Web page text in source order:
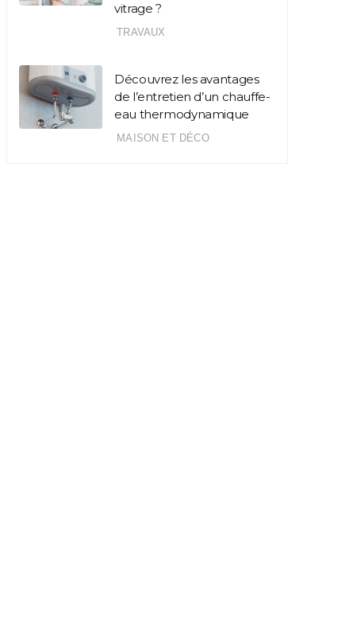
vitrage ?
TRAVAUX
Découvrez les avantages
de l’entretien d’un chauffe-
eau thermodynamique
MAISON ET DÉCO